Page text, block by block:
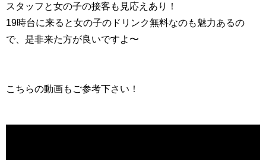
スタッフと女の子の接客も見応えあり！
19時台に来ると女の子のドリンク無料なのも魅力あるの
で、是非来た方が良いですよ〜
こちらの動画もご参考下さい！